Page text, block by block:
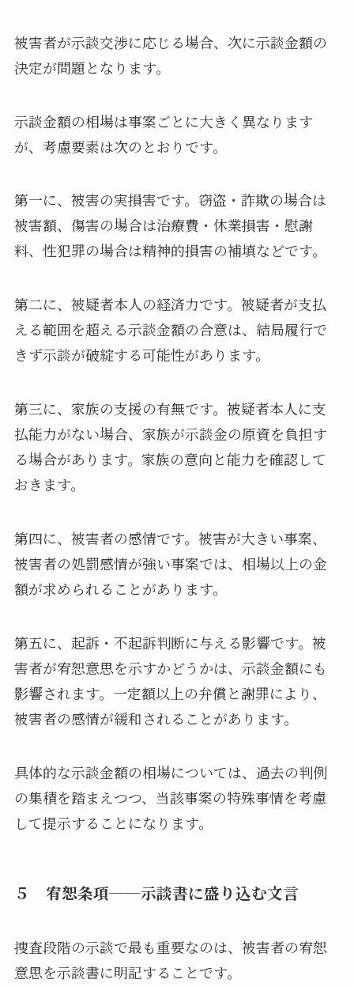
被害者が示談交渉に応じる場合、次に示談金額の
決定が問題となります。
示談金額の相場は事案ごとに大きく異なります
が、考慮要素は次のとおりです。
第一に、被害の実損害です。窃盗・詐欺の場合は
被害額、傷害の場合は治療費・休業損害・慰謝
料、性犯罪の場合は精神的損害の補填などです。
第二に、被疑者本人の経済力です。被疑者が支払
える範囲を超える示談金額の合意は、結局履行で
きず示談が破綻する可能性があります。
第三に、家族の支援の有無です。被疑者本人に支
払能力がない場合、家族が示談金の原資を負担す
る場合があります。家族の意向と能力を確認して
おきます。
第四に、被害者の感情です。被害が大きい事案、
被害者の処罰感情が強い事案では、相場以上の金
額が求められることがあります。
第五に、起訴・不起訴判断に与える影響です。被
害者が宥恕意思を示すかどうかは、示談金額にも
影響されます。一定額以上の弁償と謝罪により、
被害者の感情が緩和されることがあります。
具体的な示談金額の相場については、過去の判例
の集積を踏まえつつ、当該事案の特殊事情を考慮
して提示することになります。
５ 宥恕条項──示談書に盛り込む文言
捜査段階の示談で最も重要なのは、被害者の宥恕
意思を示談書に明記することです。